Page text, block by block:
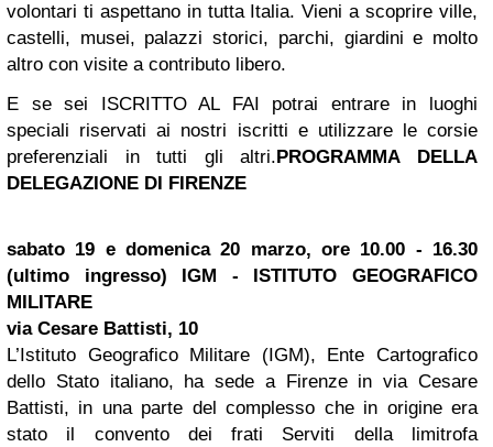
volontari ti aspettano in tutta Italia. Vieni a scoprire ville,
castelli, musei, palazzi storici, parchi, giardini e molto
altro con visite a contributo libero.
E se sei ISCRITTO AL FAI
potrai entrare in luoghi
speciali riservati ai nostri iscritti e utilizzare le corsie
preferenziali in tutti gli altri. PROGRAMMA DELLA
DELEGAZIONE DI FIRENZE
sabato 19 e domenica 20 marzo, ore 10.00 - 16.30
(ultimo ingresso)
IGM - ISTITUTO GEOGRAFICO
MILITARE
via Cesare Battisti, 10
L’Istituto Geografico Militare (IGM), Ente Cartografico
dello Stato italiano, ha sede a Firenze in via Cesare
Battisti, in una parte del complesso che in origine era
stato il convento dei frati Serviti della limitrofa